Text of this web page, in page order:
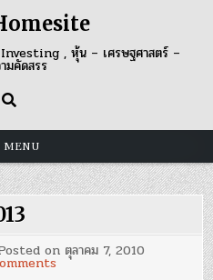
, หุ้น – เศรษฐศาสตร์ –
มคัดสรร
MENU
on ตุลาคม 7, 2010
on